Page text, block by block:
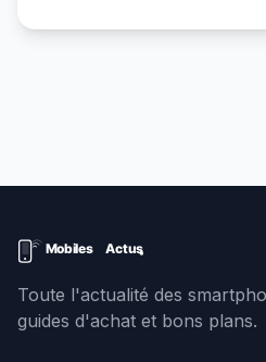
Toute l'actualité des
guides d'achat et bons plans.